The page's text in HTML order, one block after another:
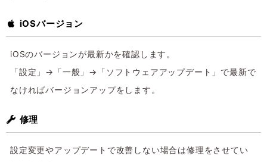
iOSバージョン
iOSのバージョンが最新かを確認します。
「設定」→「一般」→「ソフトウェアアップデート」で最新で
なければバージョンアップをします。
修理
設定変更やアップデートで改善しない場合は修理をさせてい